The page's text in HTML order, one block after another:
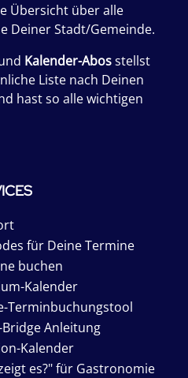
Übersicht über alle
Deiner Stadt/Gemeinde.
Kalender-Abosstellst
Liste nach Deinen
hast so alle wichtigen
für Deine Termine
buchen
Kalender
Terminbuchungstool
Bridge Anleitung
Kalender
es?" für Gastronomie